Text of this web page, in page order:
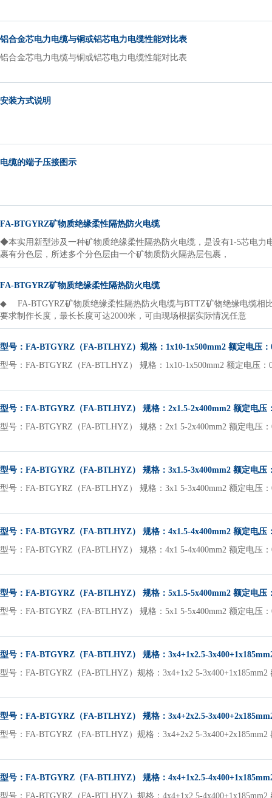
铝合金芯电力电缆与铜或铝芯电力电缆性能对比表
铝合金芯电力电缆与铜或铝芯电力电缆性能对比表
安装方式说明
电缆的端子压接图示
FA-BTGYRZ矿物质绝缘柔性隔热防火电缆
◆本实用新型涉及一种矿物质绝缘柔性隔热防火电缆，是设有1-5芯电
裹有分色层，所述多个分色层由一个矿物质防火隔热层包裹，
FA-BTGYRZ矿物质绝缘柔性隔热防火电缆
◆ FA-BTGYRZ矿物质绝缘柔性隔热防火电缆与BTTZ矿物绝缘电缆相
要求制作长度，最长长度可达2000米，可由现场根据实际情况任意
型号：FA-BTGYRZ（FA-BTLHYZ）规格：1x10-1x500mm2 额定电压
型号：FA-BTGYRZ（FA-BTLHYZ） 规格：1x10-1x500mm2 额定电压：
型号：FA-BTGYRZ（FA-BTLHYZ） 规格：2x1.5-2x400mm2 额定电压
型号：FA-BTGYRZ（FA-BTLHYZ） 规格：2x1 5-2x400mm2 额定电压
型号：FA-BTGYRZ（FA-BTLHYZ） 规格：3x1.5-3x400mm2 额定电压
型号：FA-BTGYRZ（FA-BTLHYZ） 规格：3x1 5-3x400mm2 额定电压
型号：FA-BTGYRZ（FA-BTLHYZ） 规格：4x1.5-4x400mm2 额定电压
型号：FA-BTGYRZ（FA-BTLHYZ） 规格：4x1 5-4x400mm2 额定电压
型号：FA-BTGYRZ（FA-BTLHYZ） 规格：5x1.5-5x400mm2 额定电压
型号：FA-BTGYRZ（FA-BTLHYZ） 规格：5x1 5-5x400mm2 额定电压
型号：FA-BTGYRZ（FA-BTLHYZ） 规格：3x4+1x2.5-
型号：FA-BTGYRZ（FA-BTLHYZ）规格：3x4+1x2 5-3x400+1x185mm2
型号：FA-BTGYRZ（FA-BTLHYZ） 规格：3x4+2x2.5-
型号：FA-BTGYRZ（FA-BTLHYZ）规格：3x4+2x2 5-3x400+2x185mm2
型号：FA-BTGYRZ（FA-BTLHYZ） 规格：4x4+1x2.5-
型号：FA-BTGYRZ（FA-BTLHYZ）规格：4x4+1x2 5-4x400+1x185mm2